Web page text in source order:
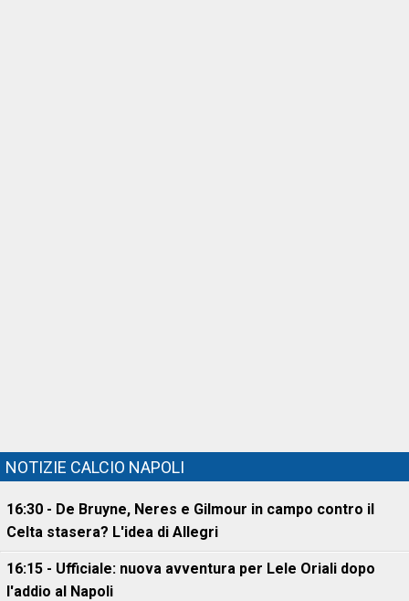
NOTIZIE CALCIO NAPOLI
16:30 - De Bruyne, Neres e Gilmour in campo contro il
Celta stasera? L'idea di Allegri
16:15 - Ufficiale: nuova avventura per Lele Oriali dopo
l'addio al Napoli